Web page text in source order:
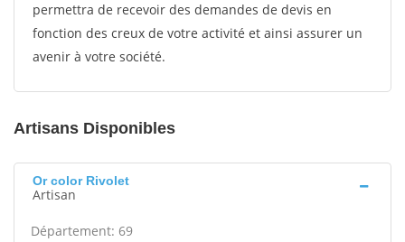
permettra de recevoir des demandes de devis en
fonction des creux de votre activité et ainsi assurer un
avenir à votre société.
Artisans Disponibles
Or color Rivolet
Artisan
Département: 69